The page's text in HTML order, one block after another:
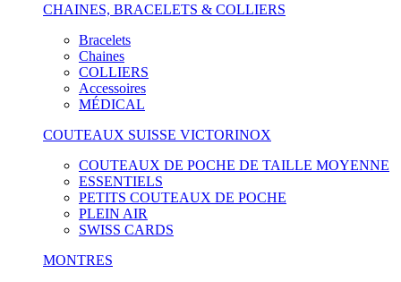
CHAINES, BRACELETS & COLLIERS
Bracelets
Chaines
COLLIERS
Accessoires
MÉDICAL
COUTEAUX SUISSE VICTORINOX
COUTEAUX DE POCHE DE TAILLE MOYENNE
ESSENTIELS
PETITS COUTEAUX DE POCHE
PLEIN AIR
SWISS CARDS
MONTRES